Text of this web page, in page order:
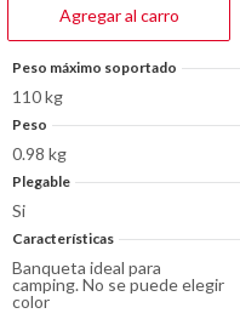
Agregar al carro
Peso máximo soportado
110 kg
Peso
0.98 kg
Plegable
Si
Características
Banqueta ideal para
camping. No se puede elegir
color